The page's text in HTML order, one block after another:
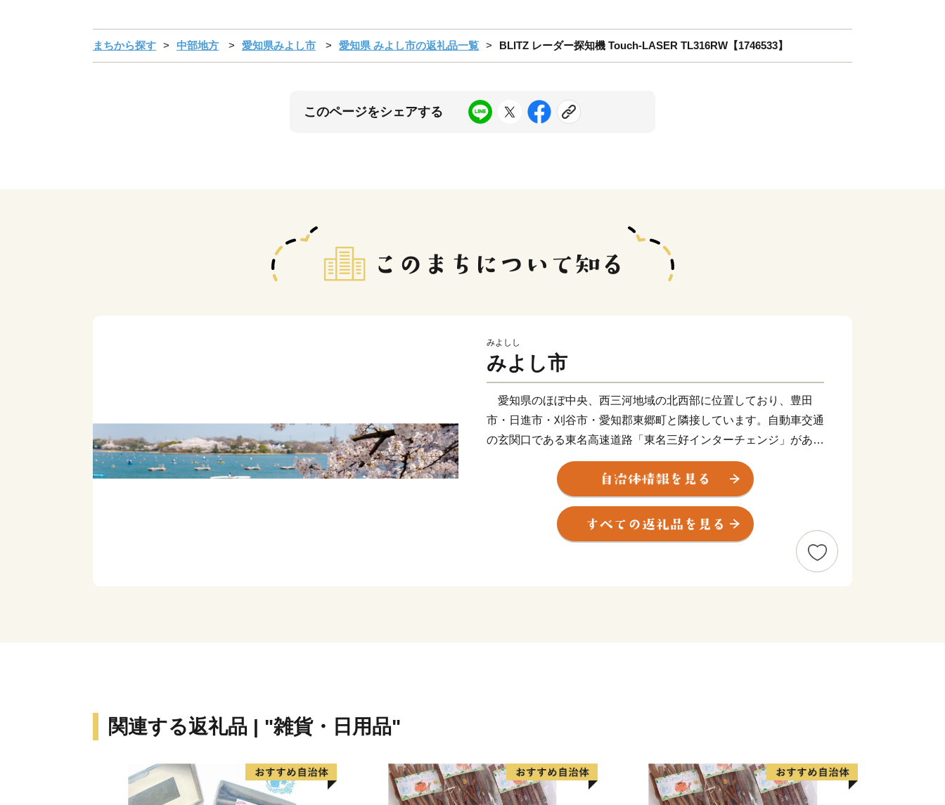
まちから探す 中部地方 愛知県みよし市 愛知県 みよし市の返礼品一覧 BLITZ レーダー探知機 Touch-LASER TL316RW【1746533】
このページをシェアする
みよしし
みよし市
愛知県のほぼ中央、西三河地域の北西部に位置しており、豊田
市・日進市・刈谷市・愛知郡東郷町と隣接しています。自動車交通
の玄関口である東名高速道路「東名三好インターチェンジ」があ
り、交通の利便性、良好な立地条件を背景に、名古屋市や豊田市な
どのベッドタウンとして発展してきました。また、市内には三好公
園など自然を生かした公園や、アイ・モール三好などの大型商業施
設があり、暮らしに快適な環境が整っています。
まちの風物詩となっている夏の三大まつりの三好池まつり、三好
いいじゃんまつり、三好大提灯まつりは、市内外から訪れた多くの
関連する返礼品 | "雑貨・日用品"